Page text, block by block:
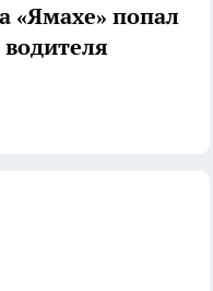
«Ямахе» попал